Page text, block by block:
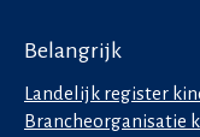
Belangrijk
Landelijk register
Brancheorganisatie